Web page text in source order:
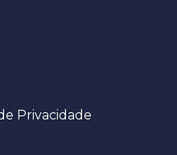
Privacidade